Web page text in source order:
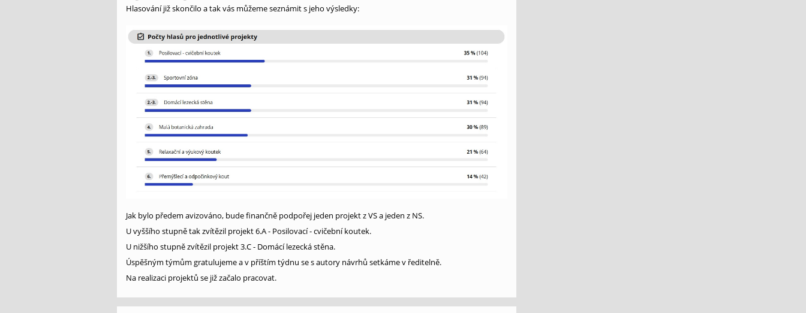
Hlasování již skončilo a tak vás můžeme seznámit s jeho výsledky:
Jak bylo předem avizováno, bude finančně podpořej jeden projekt z VS a jeden z NS.
U vyššího stupně tak zvítězil projekt 6.A - Posilovací - cvičební koutek.
U nižšího stupně zvítězil projekt 3.C - Domácí lezecká stěna.
Úspěšným týmům gratulujeme a v příštím týdnu se s autory návrhů setkáme v ředitelně.
Na realizaci projektů se již začalo pracovat.